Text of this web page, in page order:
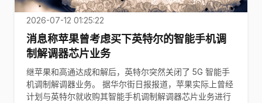
2026-07-12 01:25:22
消息称苹果曾考虑买下英特尔的智能手机调
制解调器芯片业务
继苹果和高通达成和解后，英特尔突然关闭了 5G 智能手
机调制解调器业务。 据华尔街日报报道，苹果实际上曾经
计划与英特尔就收购其智能手机调制解调器芯片业务进行